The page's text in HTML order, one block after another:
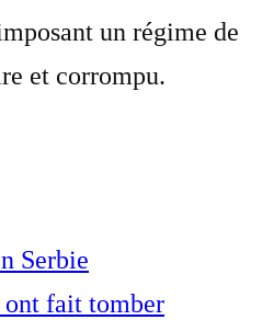
un régime de
et corrompu.
Serbie
ont fait tomber